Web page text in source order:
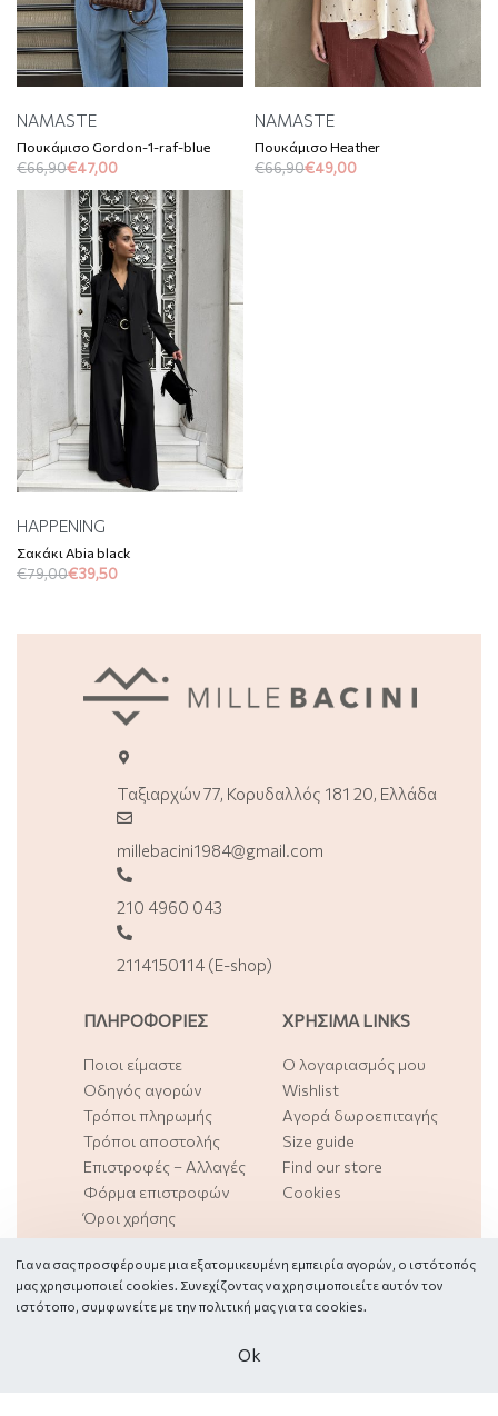
NAMASTE
Πουκάμισο Gordon-1-raf-blue
€66,90€47,00
NAMASTE
Πουκάμισο Heather
€66,90€49,00
HAPPENING
Σακάκι Abia black
€79,00€39,50
Ταξιαρχών 77, Κορυδαλλός 181 20, Ελλάδα
millebacini1984@gmail.com
210 4960 043
2114150114 (E-shop)
ΠΛΗΡΟΦΟΡΙΕΣ
Ποιοι είμαστε
Οδηγός αγορών
Τρόποι πληρωμής
Τρόποι αποστολής
Επιστροφές – Αλλαγές
Φόρμα επιστροφών
Όροι χρήσης
ΧΡΗΣΙΜΑ LINKS
Ο λογαριασμός μου
Wishlist
Αγορά δωροεπιταγής
Size guide
Find our store
Cookies
FOLLOW US
Υπαναχώρηση από παραγγελία
Για να σας προσφέρουμε μια εξατομικευμένη εμπειρία αγορών, ο ιστότοπός
μας χρησιμοποιεί cookies. Συνεχίζοντας να χρησιμοποιείτε αυτόν τον
ιστότοπο, συμφωνείτε με την πολιτική μας για τα cookies.
Οk